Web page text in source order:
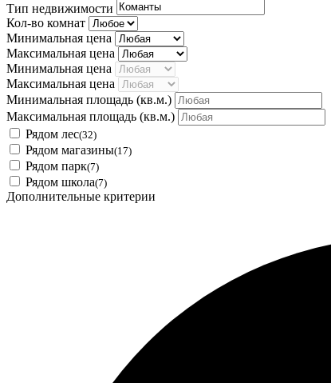
Тип недвижимости
Кол-во комнат
Минимальная цена
Максимальная цена
Минимальная цена
Максимальная цена
Минимальная площадь (кв.м.)
Максимальная площадь (кв.м.)
Рядом лес(32)
Рядом магазины(17)
Рядом парк(7)
Рядом школа(7)
Дополнительные критерии